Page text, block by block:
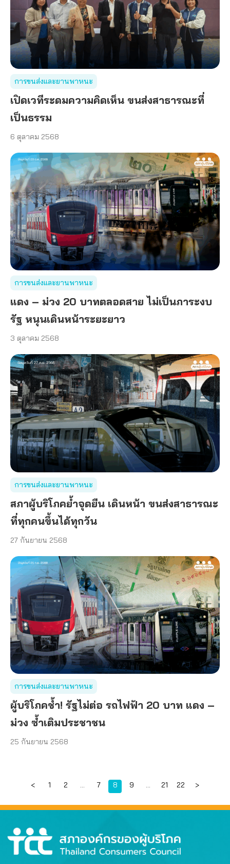
การขนส่งและยานพาหนะ
เปิดเวทีระดมความคิดเห็น ขนส่งสาธารณะที่
เป็นธรรม
6 ตุลาคม 2568
การขนส่งและยานพาหนะ
แดง – ม่วง 20 บาทตลอดสาย ไม่เป็นภาระงบ
รัฐ หนุนเดินหน้าระยะยาว
3 ตุลาคม 2568
การขนส่งและยานพาหนะ
สภาผู้บริโภคย้ำจุดยืน เดินหน้า ขนส่งสาธารณะ
ที่ทุกคนขึ้นได้ทุกวัน
27 กันยายน 2568
การขนส่งและยานพาหนะ
ผู้บริโภคช้ำ! รัฐไม่ต่อ รถไฟฟ้า 20 บาท แดง –
ม่วง ซ้ำเติมประชาชน
25 กันยายน 2568
< Page
1 Page
2 … Page
7 Page
8 Page
9 … Page
21 Page
22 >